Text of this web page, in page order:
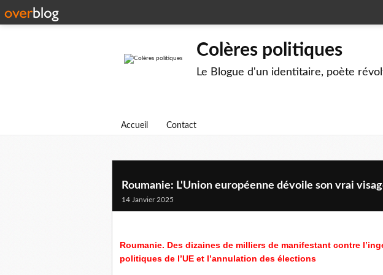
Colères politiques
Le Blogue d'un identitaire, poète
Accueil Contact
Roumanie: L'Union européenne dévoile son vrai
14 Janvier 2025
Roumanie. Des dizaines de milliers de manifestant contre
politiques de l’UE et l’annulation des élections